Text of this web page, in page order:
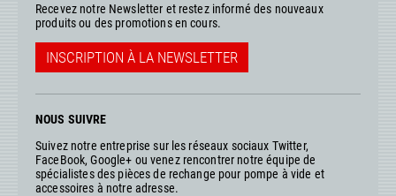
Recevez notre Newsletter et restez informé des nouveaux
produits ou des promotions en cours.
INSCRIPTION À LA NEWSLETTER
NOUS SUIVRE
Suivez notre entreprise sur les réseaux sociaux Twitter,
FaceBook, Google+ ou venez rencontrer notre équipe de
spécialistes des pièces de rechange pour pompe à vide et
accessoires à notre adresse.